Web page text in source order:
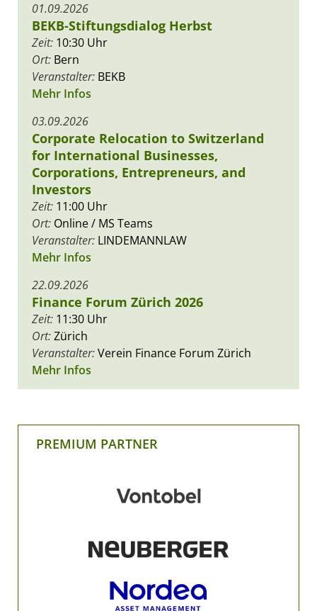
01.09.2026
BEKB-Stiftungsdialog Herbst
Zeit: 10:30 Uhr
Ort: Bern
Veranstalter: BEKB
Mehr Infos
03.09.2026
Corporate Relocation to Switzerland
for International Businesses,
Corporations, Entrepreneurs, and
Investors
Zeit: 11:00 Uhr
Ort: Online / MS Teams
Veranstalter: LINDEMANNLAW
Mehr Infos
22.09.2026
Finance Forum Zürich 2026
Zeit: 11:30 Uhr
Ort:Zürich
Veranstalter:Verein Finance Forum Zürich
Mehr Infos
PREMIUM PARTNER